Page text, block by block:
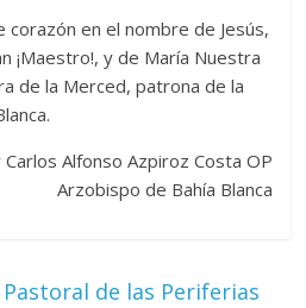
corazón en el nombre de Jesús,
¡Maestro!, y de María Nuestra
de la Merced, patrona de la
Carlos Alfonso Azpiroz Costa OP
Arzobispo de Bahía Blanca
de las Periferias